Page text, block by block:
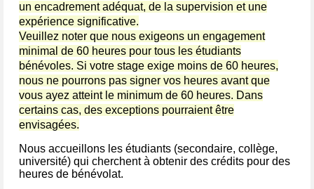
un encadrement adéquat, de la supervision et une
expérience significative.
Veuillez noter que nous exigeons un engagement
minimal de 60 heures pour tous les étudiants
bénévoles. Si votre stage exige moins de 60 heures,
nous ne pourrons pas signer vos heures avant que
vous ayez atteint le minimum de 60 heures. Dans
certains cas, des exceptions pourraient être
envisagées.
Nous accueillons les étudiants (secondaire, collège,
université) qui cherchent à obtenir des crédits pour des
heures de bénévolat.